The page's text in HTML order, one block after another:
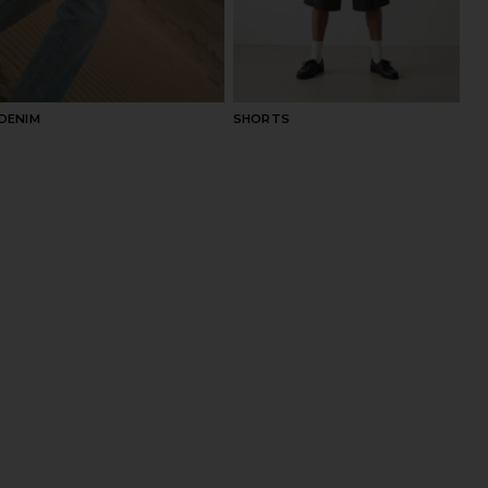
DENIM SHORTS